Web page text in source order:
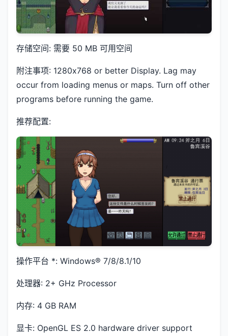
存储空间: 需要 50 MB 可用空间
附注事项: 1280x768 or better Display. Lag may
occur from loading menus or maps. Turn off other
programs before running the game.
推荐配置:
操作平台 *: Windows® 7/8/8.1/10
处理器: 2+ GHz Processor
内存: 4 GB RAM
显卡: OpenGL ES 2.0 hardware driver support